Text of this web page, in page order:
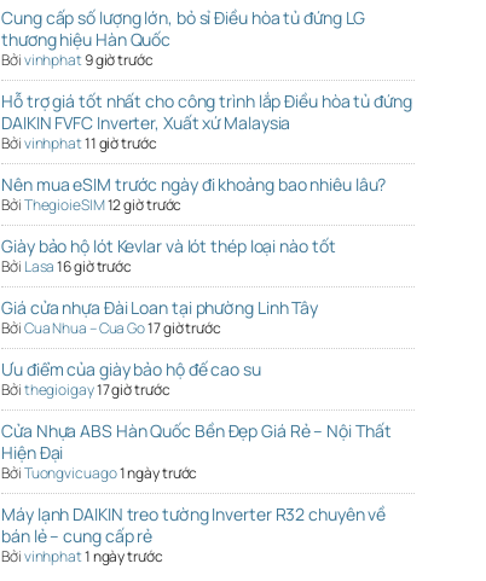
Cung cấp số lượng lớn, bỏ sỉ Điều hòa tủ đứng LG
thương hiệu Hàn Quốc
Bởivinhphat9 giờ trước
Hỗ trợ giá tốt nhất cho công trình lắp Điều hòa tủ đứng
DAIKIN FVFC Inverter, Xuất xứ Malaysia
Bởivinhphat11 giờ trước
Nên mua eSIM trước ngày đi khoảng bao nhiêu lâu?
BởiThegioieSIM12 giờ trước
Giày bảo hộ lót Kevlar và lót thép loại nào tốt
Bởi Lasa16 giờ trước
Giá cửa nhựa Đài Loan tại phường Linh Tây
BởiCua Nhua – Cua Go17 giờ trước
Ưu điểm của giày bảo hộ đế cao su
Bởithegioigay17 giờ trước
Cửa Nhựa ABS Hàn Quốc Bền Đẹp Giá Rẻ – Nội Thất
Hiện Đại
BởiTuongvicuago1 ngày trước
Máy lạnh DAIKIN treo tường Inverter R32 chuyên về
bán lẻ – cung cấp rẻ
Bởivinhphat1 ngày trước